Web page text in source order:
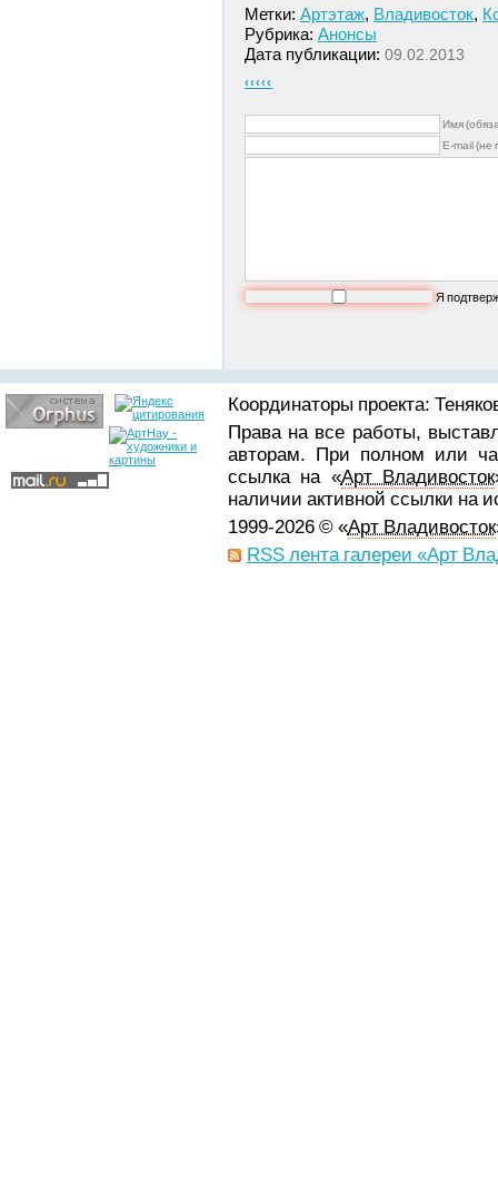
Метки: Артэтаж, Владивосток,
Рубрика: Анонсы
Дата публикации: 09.02.2013
‹‹‹‹‹
Имя
E-mail (не
Я
Координаторы проекта:
Права на все работы,
авторам. При полном или
ссылка на «Арт Владивосток
наличии активной ссылки на
1999-2026 © «Арт Владивосток
RSS лента галереи «Арт